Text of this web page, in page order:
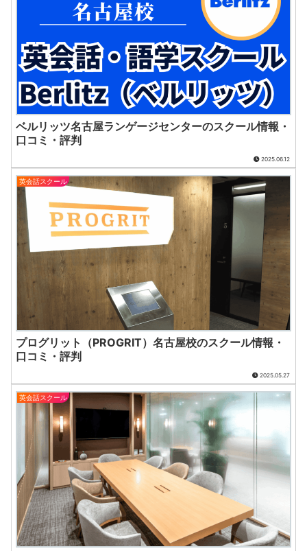
ベルリッツ名古屋ランゲージセンターのスクール情報・
口コミ・評判
2025.06.12
英会話スクール
プログリット（PROGRIT）名古屋校のスクール情報・
口コミ・評判
2025.05.27
英会話スクール